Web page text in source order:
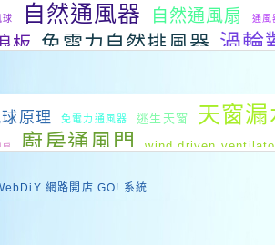
球 自然通風器 自然通風扇 通風
板 免電力自然排風器 渦輪
頂通風設備 工業排風扇 廠房
通風機 廠房降溫系統 負壓式廠
原理 免電力通風器 逃生天窗 天窗漏
廚房通風門 wind driven
通風球
網路開店 GO! 系統